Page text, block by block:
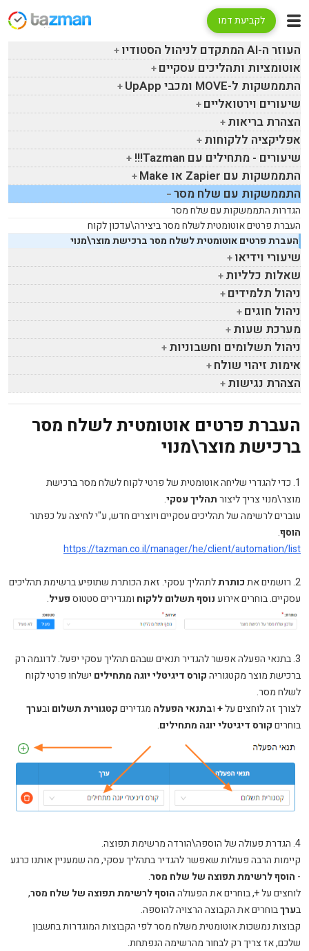
לקביעת דמו
העוזר ה-AI המתקדם לניהול הסטודיו
אוטומציות ותהליכים עסקיים
התממשקות ל-MOVE ומכבי UpApp
שיעורים וירטואליים
הצהרת בריאות
אפליקציה ללקוחות
שיעורים - מתחילים עם Tazman
!!!
התממשקות עם Zapier או Make
התממשקות עם שלח מסר
הגדרות התממשקות עם שלח מסר
העברת פרטים אוטומטית לשלח מסר ביצירה\עדכון לקוח
העברת פרטים אוטומטית לשלח מסר ברכישת מוצר\מנוי
שיעורי וידיאו
שאלות כלליות
ניהול תלמידים
ניהול חוגים
מערכת שעות
ניהול תשלומים וחשבוניות
אימות זיהוי שולח
הצהרת נגישות
העברת פרטים אוטומטית לשלח מסר
ברכישת מוצר\מנוי
1. כדי להגדרי שליחה אוטומטית של פרטי לקוח לשלח מסר ברכישת
מוצר\מנוי צריך ליצורתהליך עסקי.
עוברים לרשימה של תהליכים עסקיים ויוצרים חדש, ע"י לחיצה על כפתור
הוסף.
https://tazman.co.il/manager/he/client/automation/list
2. רושמים את כותרתלתהליך עסקי. זאת הכותרת שתופיע ברשימת תהליכים
עסקיים. בוחרים אירוענוסף תשלום ללקוח ומגדירים סטטוספעיל.
3. בתנאי הפעלה אפשר להגדיר תנאים שבהם תהליך עסקי יפעל. לדוגמה רק
ברכישת מוצר מקטגוריהקורס דיגיטלי יוגה מתחילים ישלחו פרטי לקוח
לשלח מסר.
לצורך זה לוחצים על+ובתנאי הפעלה מגדיריםקטגורית תשלום ובערך
בוחריםקורס דיגיטלי יוגה מתחילים.
4. הגדרת פעולה של הוספה\הורדה מרשימת תפוצה.
קיימות הרבה פעולות שאפשר להגדיר בתהליך עסקי, מה שמעניין אותנו כרגע
- הוסף לרשימת תפוצה של שלח מסר.
לוחצים על +, בוחרים את הפעולההוסף לרשימת תפוצה של שלח מסר,
בערךבוחרים את הקבוצה הרצויה להוספה.
קבוצות נמשכות אוטומטית משלח מסר לפי הקבוצות המוגדרות בחשבון
שלכם, אז צריך רק לבחור מהרשימה הנפתחת.